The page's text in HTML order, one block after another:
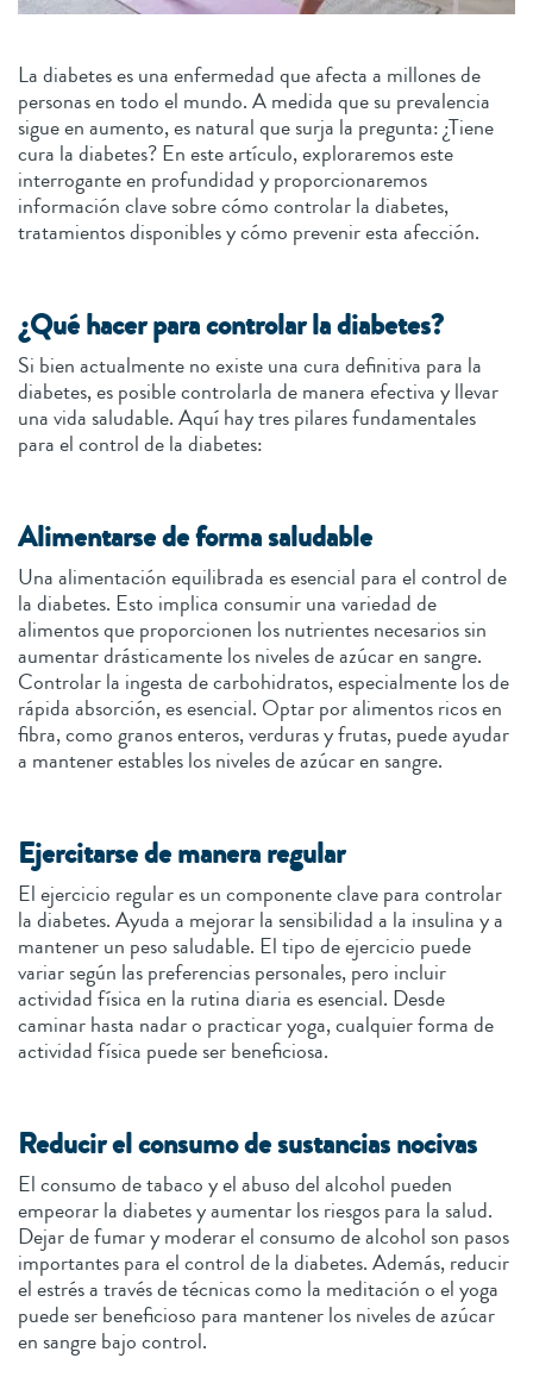
La diabetes es una enfermedad que afecta a millones de
personas en todo el mundo. A medida que su prevalencia
sigue en aumento, es natural que surja la pregunta: ¿Tiene
cura la diabetes? En este artículo, exploraremos este
interrogante en profundidad y proporcionaremos
información clave sobre cómo controlar la diabetes,
tratamientos disponibles y cómo prevenir esta afección.
¿Qué hacer para controlar la diabetes?
Si bien actualmente no existe una cura definitiva para la
diabetes, es posible controlarla de manera efectiva y llevar
una vida saludable. Aquí hay tres pilares fundamentales
para el control de la diabetes:
Alimentarse de forma saludable
Una alimentación equilibrada es esencial para el control de
la diabetes. Esto implica consumir una variedad de
alimentos que proporcionen los nutrientes necesarios sin
aumentar drásticamente los niveles de azúcar en sangre.
Controlar la ingesta de carbohidratos, especialmente los de
rápida absorción, es esencial. Optar por alimentos ricos en
fibra, como granos enteros, verduras y frutas, puede ayudar
a mantener estables los niveles de azúcar en sangre.
Ejercitarse de manera regular
El ejercicio regular es un componente clave para controlar
la diabetes. Ayuda a mejorar la sensibilidad a la insulina y a
mantener un peso saludable. El tipo de ejercicio puede
variar según las preferencias personales, pero incluir
actividad física en la rutina diaria es esencial. Desde
caminar hasta nadar o practicar yoga, cualquier forma de
actividad física puede ser beneficiosa.
Reducir el consumo de sustancias nocivas
El consumo de tabaco y el abuso del alcohol pueden
empeorar la diabetes y aumentar los riesgos para la salud.
Dejar de fumar y moderar el consumo de alcohol son pasos
importantes para el control de la diabetes. Además, reducir
el estrés a través de técnicas como la meditación o el yoga
puede ser beneficioso para mantener los niveles de azúcar
en sangre bajo control.